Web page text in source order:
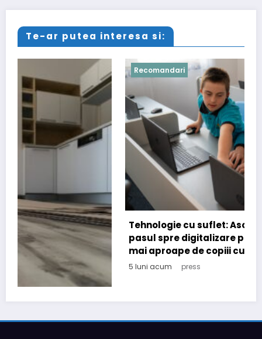
Te-ar putea interesa si:
Recomandari
Tehnologie cu suflet: Asociatia CONIL a facut
pasul spre digitalizare prin PNRR pentru a fi
mai aproape de copiii cu nevoi speciale
5 luni acum press